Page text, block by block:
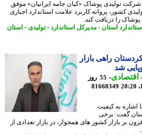
تولیدی پوشاک «کیان جامه ایرانیان» موفق
پروانه کاربرد علامت استاندارد اجباری
را دریافت کند.
استان-مدیرکل استاندارد- تولیدی-استان
راهی بازار
شد
-
55 روز
81668349
به کیفیت
گفت: برخی
بازار کشور های همجوار، در بازار تعدادی از